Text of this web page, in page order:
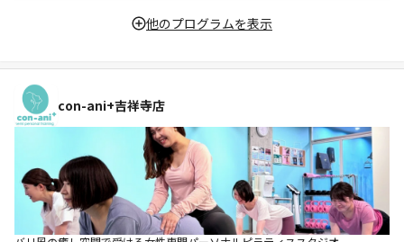
他のプログラムを表示
con-ani+吉祥寺店